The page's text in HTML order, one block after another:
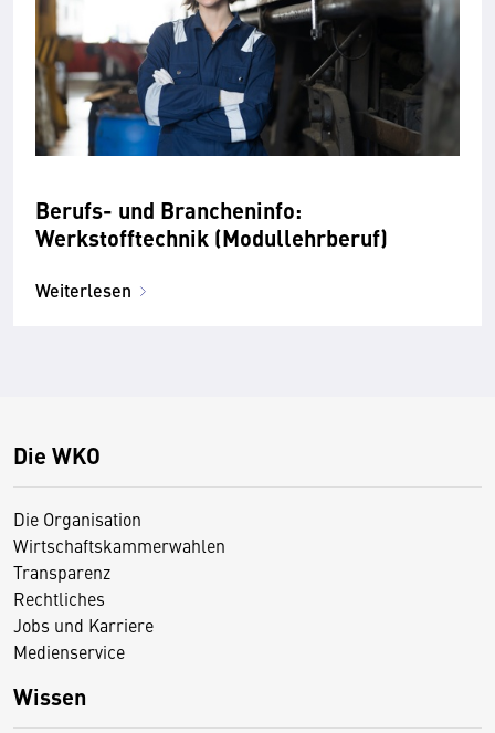
Berufs- und Brancheninfo:
Werkstofftechnik (Modullehrberuf)
Weiterlesen
Die WKO
Die Organisation
Wirtschaftskammerwahlen
Transparenz
Rechtliches
Jobs und Karriere
Medienservice
Wissen